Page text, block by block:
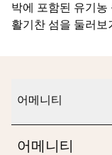
박에 포함된 유기
활기찬 섬을 둘러
어메니티
어메니티